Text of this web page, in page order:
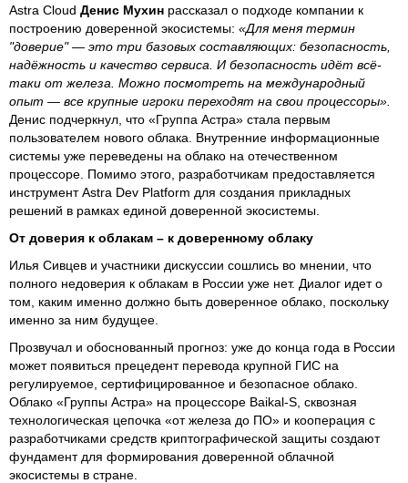
Astra Cloud Денис Мухин рассказал о подходе компании к
построению доверенной экосистемы: «Для меня термин
"доверие" — это три базовых составляющих: безопасность,
надёжность и качество сервиса. И безопасность идёт всё-
таки от железа. Можно посмотреть на международный
опыт — все крупные игроки переходят на свои процессоры».
Денис подчеркнул, что «Группа Астра» стала первым
пользователем нового облака. Внутренние информационные
системы уже переведены на облако на отечественном
процессоре. Помимо этого, разработчикам предоставляется
инструмент Astra Dev Platform для создания прикладных
решений в рамках единой доверенной экосистемы.
От доверия к облакам – к доверенному облаку
Илья Сивцев и участники дискуссии сошлись во мнении, что
полного недоверия к облакам в России уже нет. Диалог идет о
том, каким именно должно быть доверенное облако, поскольку
именно за ним будущее.
Прозвучал и обоснованный прогноз: уже до конца года в России
может появиться прецедент перевода крупной ГИС на
регулируемое, сертифицированное и безопасное облако.
Облако «Группы Астра» на процессоре Baikal-S, сквозная
технологическая цепочка «от железа до ПО» и кооперация с
разработчиками средств криптографической защиты создают
фундамент для формирования доверенной облачной
экосистемы в стране.